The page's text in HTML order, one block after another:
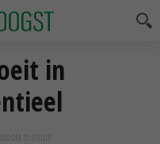
in
OM 15:57